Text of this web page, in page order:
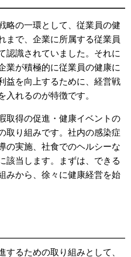
略の一環として、従業員の健
まで、企業に所属する従業員
認識されていました。それに
業が積極的に従業員の健康に
益を向上するために、経営戦
入れるのが特徴です。
取得の促進・健康イベントの
取り組みです。社内の感染症
の実施、社食でのヘルシーな
該当します。まずは、できる
みから、徐々に健康経営を始
するための取り組みとして、